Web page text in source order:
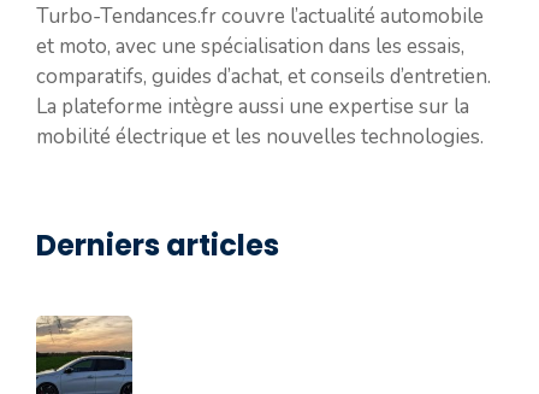
Turbo-Tendances.fr couvre l’actualité automobile
et moto, avec une spécialisation dans les essais,
comparatifs, guides d’achat, et conseils d’entretien.
La plateforme intègre aussi une expertise sur la
mobilité électrique et les nouvelles technologies.
Derniers articles